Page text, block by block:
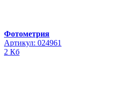
Фотометрия
Артикул: 024961
2 Кб